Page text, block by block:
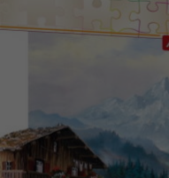
На каком
În ce
*
Беспокоим Вас
Vă vom deranja